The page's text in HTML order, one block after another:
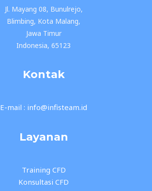
Jl. Mayang 08, Bunulrejo,
Blimbing, Kota Malang,
Jawa Timur
Indonesia, 65123
Kontak
E-mail : info@infisteam.id
Layanan
Training CFD
Konsultasi CFD